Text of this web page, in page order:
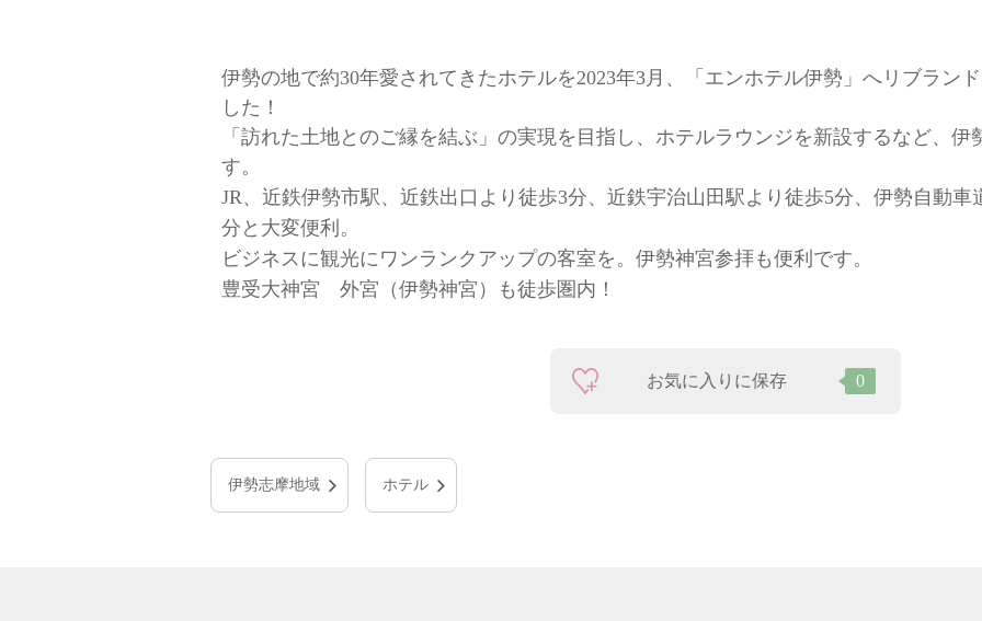
伊勢の地で約30年愛されてきたホテルを2023年3月、「エンホテル伊勢」へリブラン
した！
「訪れた土地とのご縁を結ぶ」の実現を目指し、ホテルラウンジを新設するなど、伊
す。
JR、近鉄伊勢市駅、近鉄出口より徒歩3分、近鉄宇治山田駅より徒歩5分、伊勢自動
分と大変便利。
ビジネスに観光にワンランクアップの客室を。伊勢神宮参拝も便利です。
豊受大神宮 外宮（伊勢神宮）も徒歩圏内！
お気に入りに保存 0
伊勢志摩地域 ホテル